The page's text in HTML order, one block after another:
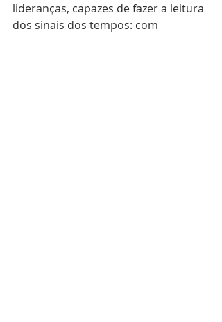
lideranças, capazes de fazer a leitura
dos sinais dos tempos: com